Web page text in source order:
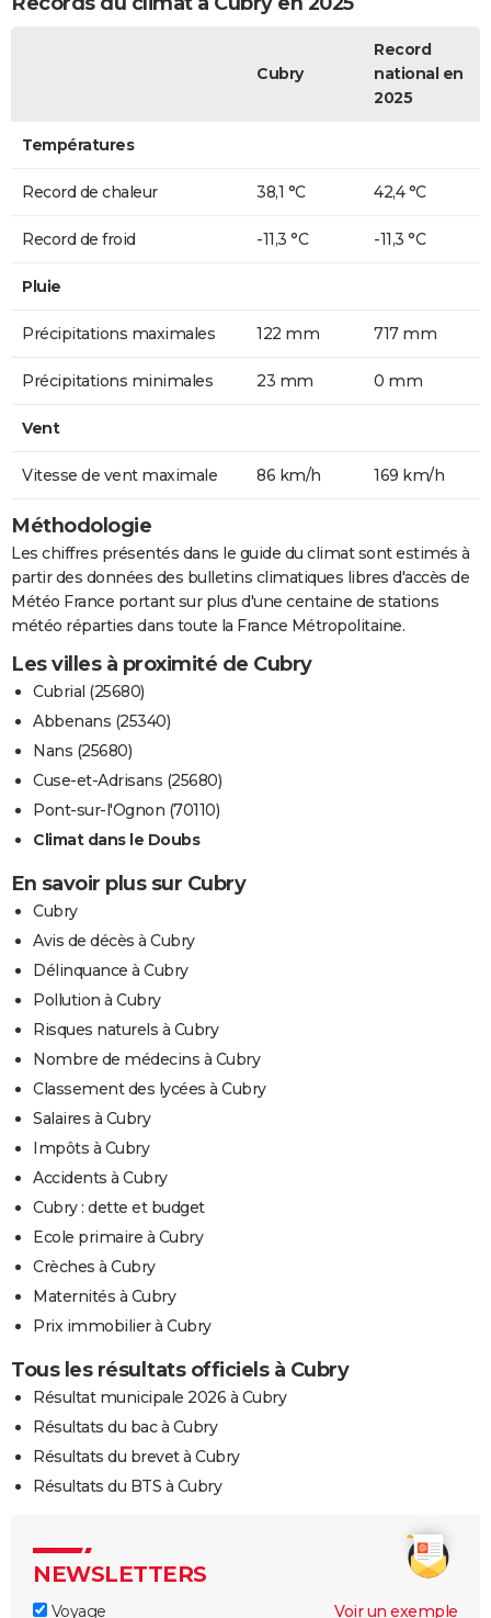
Cubry
Record
national en
2025
Températures
Record de chaleur 38,1 °C 42,4 °C
Record de froid -11,3 °C -11,3 °C
Pluie
Précipitations maximales 122 mm 717 mm
Précipitations minimales 23 mm 0 mm
Vent
Vitesse de vent maximale 86 km/h 169 km/h
Méthodologie
Les chiffres présentés dans le guide du climat sont estimés à
partir des données des bulletins climatiques libres d'accès de
Météo France portant sur plus d'une centaine de stations
météo réparties dans toute la France Métropolitaine.
Les villes à proximité de Cubry
Cubrial (25680)
Abbenans (25340)
Nans (25680)
Cuse-et-Adrisans (25680)
Pont-sur-l'Ognon (70110)
Climat dans le Doubs
En savoir plus sur Cubry
Cubry
Avis de décès à Cubry
Délinquance à Cubry
Pollution à Cubry
Risques naturels à Cubry
Nombre de médecins à Cubry
Classement des lycées à Cubry
Salaires à Cubry
Impôts à Cubry
Accidents à Cubry
Cubry : dette et budget
Ecole primaire à Cubry
Crèches à Cubry
Maternités à Cubry
Prix immobilier à Cubry
Tous les résultats officiels à Cubry
Résultat municipale 2026 à Cubry
Résultats du bac à Cubry
Résultats du brevet à Cubry
Résultats du BTS à Cubry
NEWSLETTERS
Voyage
Voir un exemple